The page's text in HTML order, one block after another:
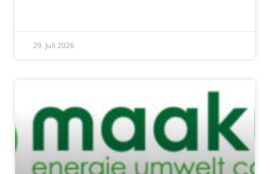
29. Juli 2026